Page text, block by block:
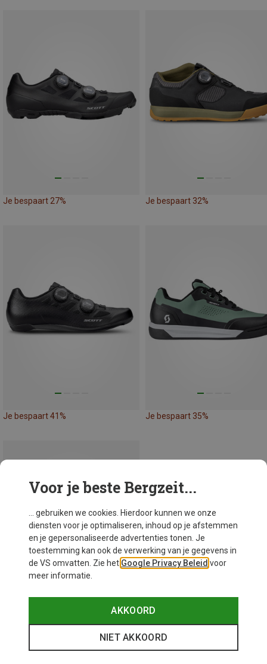
Je bespaart 27% Je bespaart 32%
Je bespaart 41% Je bespaart 35%
Voor je beste Bergzeit...
... gebruiken we cookies. Hierdoor kunnen we onze
diensten voor je optimaliseren, inhoud op je afstemmen
en je gepersonaliseerde advertenties tonen. Je
toestemming kan ook de verwerking van je gegevens in
de VS omvatten. Zie het Google Privacy Beleid voor
meer informatie.
AKKOORD
NIET AKKOORD